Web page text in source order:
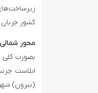
کشور
محور
بصورت کلی
ابلاست
(بیرون)